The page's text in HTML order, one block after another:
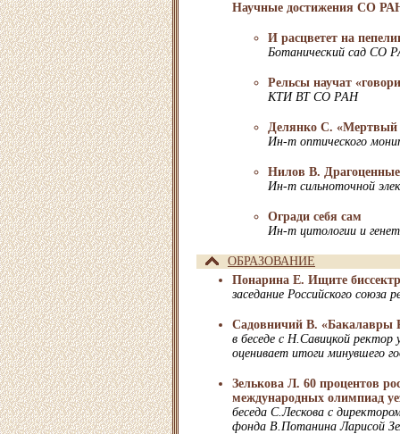
Научные достижения СО
И расцветет на
Ботанический сад СО
Рельсы научат
КТИ ВТ СО РАН
Делянко С. «Мертвый
Ин-т оптического
Нилов В.
Ин-т сильноточной
Огради себя сам
Ин-т цитологии и
ОБРАЗОВАНИЕ
Понарина Е. Ищите
заседание Российского союза
Садовничий В. «Бакалавры
в беседе с Н.Савицкой ректор
оценивает итоги минувшего
Зелькова Л. 60 процентов
международных олимпиад
беседа С.Лескова с
фонда В.Потанина Ларисой